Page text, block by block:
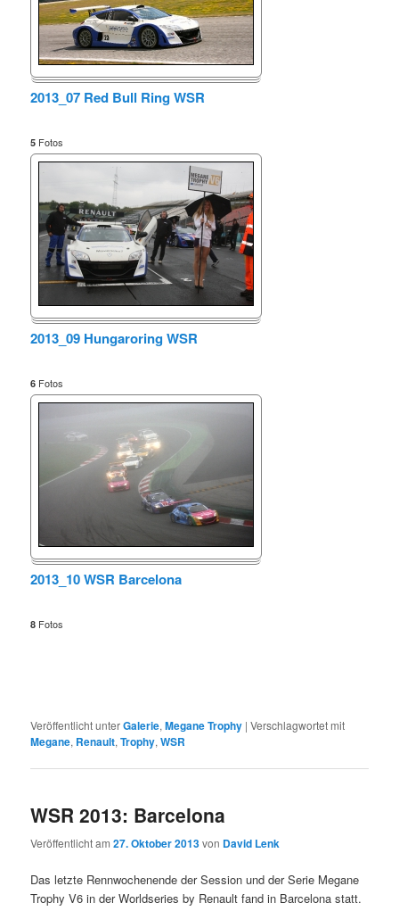
2013_07 Red Bull Ring WSR
5 Fotos
2013_09 Hungaroring WSR
6 Fotos
2013_10 WSR Barcelona
8 Fotos
Veröffentlicht unterGalerie,Megane Trophy |Verschlagwortet mit
Megane, Renault,Trophy,WSR
WSR 2013: Barcelona
Veröffentlicht am27. Oktober 2013von David Lenk
Das letzte Rennwochenende der Session und der Serie Megane
Trophy V6 in der Worldseries by Renault fand in Barcelona statt.